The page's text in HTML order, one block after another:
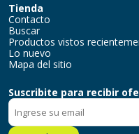
Tienda
Contacto
Buscar
Productos vistos
Lo nuevo
Mapa del sitio
Suscribite para recibir